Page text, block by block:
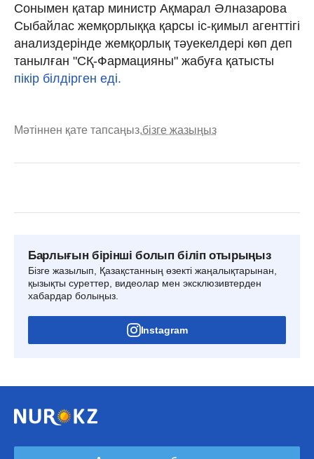
Сонымен қатар министр Ақмарал Әлназарова
Сыбайлас жемқорлыққа қарсы іс-қимыл агенттігі
анализдерінде жемқорлық тәуекелдері көп деп
танылған "СҚ-Фармацияны" жабуға қатысты
пікір білдірген еді.
Мәтіннен қате тапсаңыз,бізге жазыңыз
Барлығын бірінші болып біліп отырыңыз
Бізге жазылып, Қазақстанның өзекті жаңалықтарынан,
қызықты суреттер, видеолар мен эксклюзивтерден
хабардар болыңыз.
Instagram